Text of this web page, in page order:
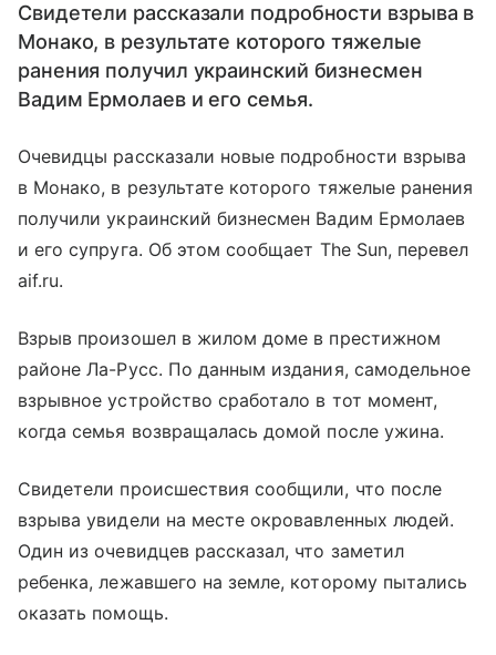
Свидетели рассказали подробности взрыва в
Монако, в результате которого тяжелые
ранения получил украинский бизнесмен
Вадим Ермолаев и его семья.
Очевидцы рассказали новые подробности взрыва
в Монако, в результате которого тяжелые ранения
получили украинский бизнесмен Вадим Ермолаев
и его супруга. Об этом сообщает The Sun, перевел
aif.ru.
Взрыв произошел в жилом доме в престижном
районе Ла-Русс. По данным издания, самодельное
взрывное устройство сработало в тот момент,
когда семья возвращалась домой после ужина.
Свидетели происшествия сообщили, что после
взрыва увидели на месте окровавленных людей.
Один из очевидцев рассказал, что заметил
ребенка, лежавшего на земле, которому пытались
оказать помощь.